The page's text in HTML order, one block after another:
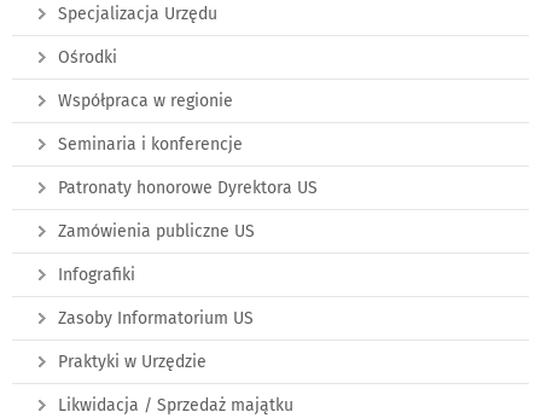
Specjalizacja Urzędu
Ośrodki
Współpraca w regionie
Seminaria i konferencje
Patronaty honorowe Dyrektora US
Zamówienia publiczne US
Infografiki
Zasoby Informatorium US
Praktyki w Urzędzie
Likwidacja / Sprzedaż majątku